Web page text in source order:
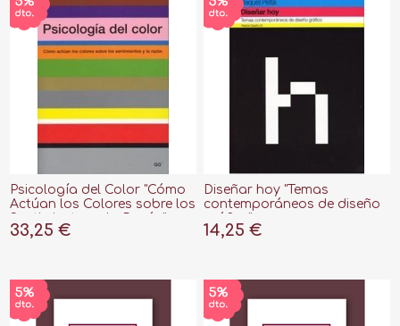
Psicología del Color "Cómo
Actúan los Colores sobre los
33,25 €
Diseñar hoy "Temas
contemporáneos de diseño
14,25 €